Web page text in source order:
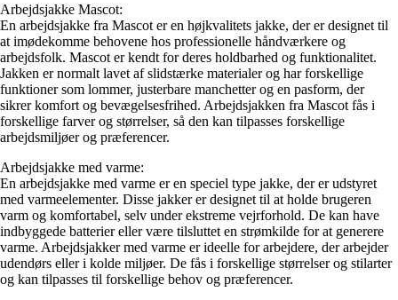
Arbejdsjakke Mascot:
En arbejdsjakke fra Mascot er en højkvalitets jakke, der er designet til
at imødekomme behovene hos professionelle håndværkere og
arbejdsfolk. Mascot er kendt for deres holdbarhed og funktionalitet.
Jakken er normalt lavet af slidstærke materialer og har forskellige
funktioner som lommer, justerbare manchetter og en pasform, der
sikrer komfort og bevægelsesfrihed. Arbejdsjakken fra Mascot fås i
forskellige farver og størrelser, så den kan tilpasses forskellige
arbejdsmiljøer og præferencer.
Arbejdsjakke med varme:
En arbejdsjakke med varme er en speciel type jakke, der er udstyret
med varmeelementer. Disse jakker er designet til at holde brugeren
varm og komfortabel, selv under ekstreme vejrforhold. De kan have
indbyggede batterier eller være tilsluttet en strømkilde for at generere
varme. Arbejdsjakker med varme er ideelle for arbejdere, der arbejder
udendørs eller i kolde miljøer. De fås i forskellige størrelser og stilarter
og kan tilpasses til forskellige behov og præferencer.